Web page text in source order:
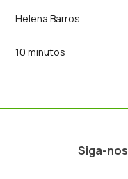
Helena Barros
10 minutos
Siga-